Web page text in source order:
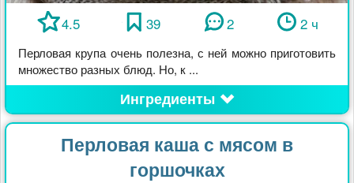
4.5 39 2 2 ч
Перловая крупа очень полезна, с ней можно приготовить
множество разных блюд. Но, к ...
Ингредиенты
Перловая каша с мясом в
горшочках